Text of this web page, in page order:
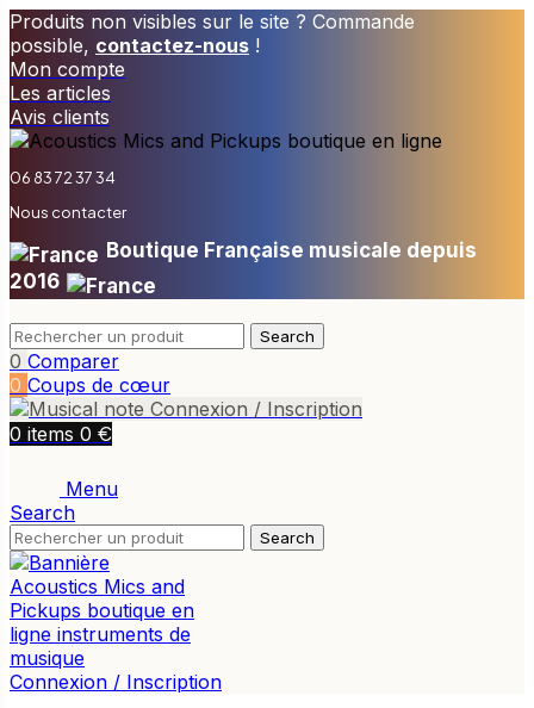
Produits non visibles sur le site ? Commande
possible, contactez-nous !
Mon compte
Les articles
Avis clients
06 83 72 37 34
Nous contacter
Boutique Française musicale depuis
2016
Search
0 Comparer
0 Coups de cœur
Connexion / Inscription
0 items 0 €
Menu
Search
Search
Connexion / Inscription